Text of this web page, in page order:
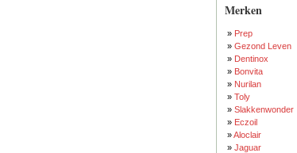
Merken
» Prep
» Gezond Leven
» Dentinox
» Bonvita
» Nurilan
» Toly
» Slakkenwonder
» Eczoil
»Aloclair
» Jaguar